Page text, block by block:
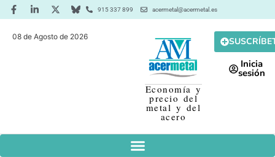
915 337 899 acermetal@acermetal.es
08 de Agosto de 2026
Economía y
precio del
metal y del
acero
Inicia
sesión